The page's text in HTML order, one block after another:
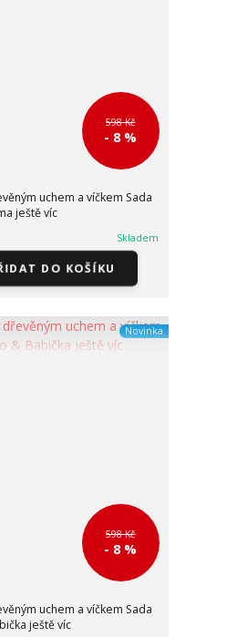
598 Kč
- 8 %
uchem a víčkem Sada
ještě víc
Skladem
DO KOŠÍKU
Novinka
598 Kč
- 8 %
uchem a víčkem Sada
ještě víc